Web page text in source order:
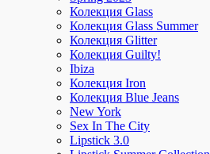
Колекция Glass
Колекция Glass Summer
Колекция Glitter
Колекция Guilty!
Ibiza
Колекция Iron
Колекция Blue Jeans
New York
Sex In The City
Lipstick 3.0